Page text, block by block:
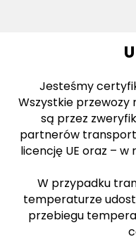
Jesteśmy
Wszystkie przewozy
są przez
partnerów
licencję UE oraz – w
W przypadku
temperaturze
przebiegu